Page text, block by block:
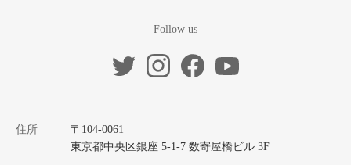
Follow us
住所
〒104-0061
東京都中央区銀座 5-1-7 数寄屋橋ビル 3F